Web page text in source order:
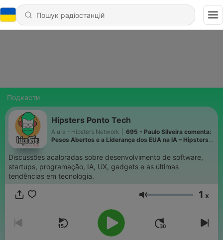
Подкасти
Hipsters Ponto Tech
Alura - Hipsters Network
695 - Paulo Silveira comenta:
Pesos Abertos e a Liderança dos EUA na IA – Hipsters
Discussões acaloradas sobre desenvolvimento de software,
startups, programação, IA, UX, gadgets e as últimas
tendências em tecnologia.
Гучність 1 x